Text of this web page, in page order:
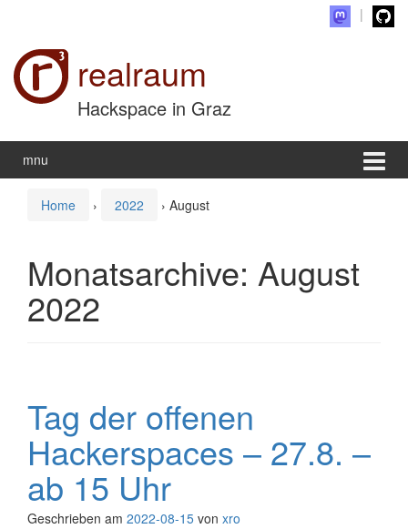
realraum
Hackspace in Graz
mnu
Home › 2022 › August
Monatsarchive: August
2022
Tag der offenen
Hackerspaces – 27.8. –
ab 15 Uhr
Geschrieben am 2022-08-15 von xro